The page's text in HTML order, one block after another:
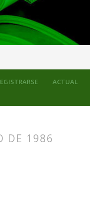
ACTUAL
para la educación formal
DE 1986